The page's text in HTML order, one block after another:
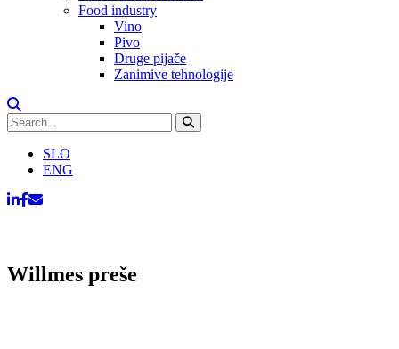
Food industry
Vino
Pivo
Druge pijače
Zanimive tehnologije
SLO
ENG
Willmes preše